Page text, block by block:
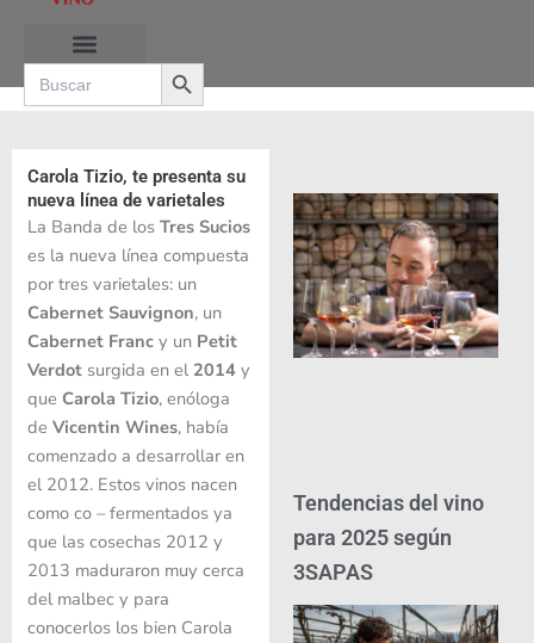
contenido
Search
for:
Search Button
Carola Tizio, te presenta su
nueva línea de varietales
La Banda de los Tres Sucios
es la nueva línea compuesta
por tres varietales: un
Cabernet Sauvignon, un
Cabernet Francy un Petit
Verdotsurgida en el 2014y
que Carola Tizio, enóloga
de Vicentin Wines, había
comenzado a desarrollar en
el 2012. Estos vinos nacen
como co – fermentados ya
que las cosechas 2012 y
2013 maduraron muy cerca
del malbec y para
conocerlos los bien Carola
Tendencias del vino
para 2025 según
3SAPAS